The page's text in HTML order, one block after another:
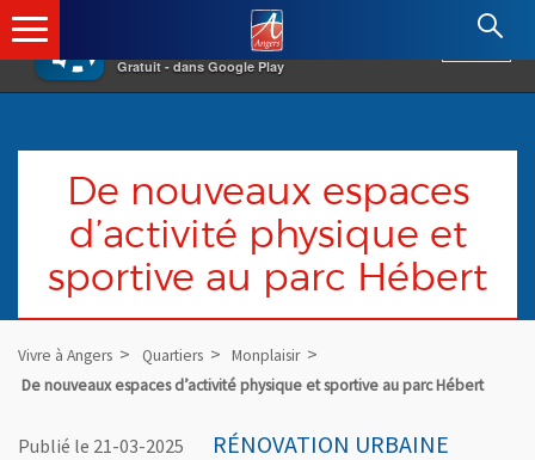
×
Gratuit - dans Google Play
Angers.fr : Retour à l'accueil
De nouveaux espaces
d’activité physique et
sportive au parc Hébert
Vivre à Angers Quartiers
Monplaisir
De nouveaux espaces d’activité physique et sportive au parc Hébert
Publié le 21-03-2025 RÉNOVATION URBAINE